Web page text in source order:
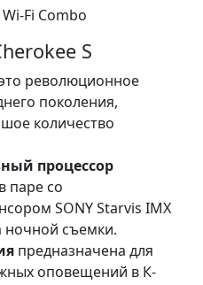
Fi Combo
S
революционное
поколения,
количество
процессор
паре со
SONY Starvis IMX
ночной съемки.
предназначена для
оповещений в К-